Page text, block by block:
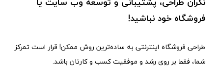
فروشگاه خود نباشید!
طراحی فروشگاه اینترنتی به ساده‌ترین روش ممکن! قرار است تمرکز
شما، فقط بر روی رشد و موفقیت کسب و کارتان باشد.